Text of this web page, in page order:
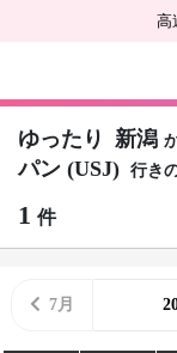
高
ゆったり 新潟
パン (USJ) 行き
1 件
7月